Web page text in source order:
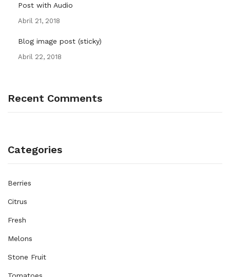
Post with Audio
Abril 21, 2018
Blog image post (sticky)
Abril 22, 2018
Recent Comments
Categories
Berries
Citrus
Fresh
Melons
Stone Fruit
Tomatoes